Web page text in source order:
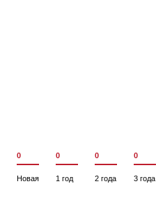
0
Новая
0
1 год
0
2 года
0
3 года